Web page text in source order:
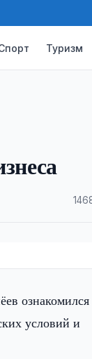
Туризм
ознакомился
условий и